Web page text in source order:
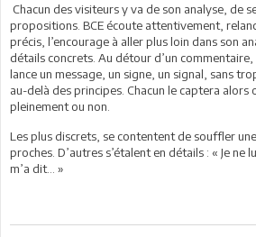
Chacun des visiteurs y va de son analyse, de
propositions. BCE écoute attentivement,
précis, l’encourage à aller plus loin dans son
détails concrets. Au détour d’un
lance un message, un signe, un signal, sans
au-delà des principes. Chacun le captera alors
pleinement ou non.
Les plus discrets, se contentent de souffler
proches. D’autres s’étalent en détails : « Je ne
m’a dit… »